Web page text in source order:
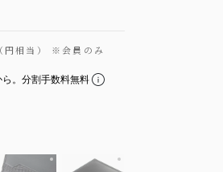
円相当） ※会員のみ
ら。分割手数料無料
装（ブリランテ）：Black、カード段装飾（
装（ブリランテ）：Black、内装（ブリラン
外装（ブリランテ）：Black、内